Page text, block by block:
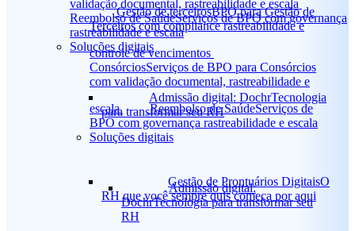
Gestão de terceirosBPO para Gestão de
Terceiros com compliance rastreabilidade e
controle de vencimentos
ConsórciosServiços de BPO para Consórcios
com validação documental, rastreabilidade e
escala
Reembolso de SaúdeServiços de
BPO com governança rastreabilidade e escala
Soluções digitais
Admissão digital:
DochrTecnologia para transformar seu
RH
validação documental, rastreabilidade e escala
Reembolso de SaúdeServiços de BPO com governança
rastreabilidade e escala
Soluções digitais
Admissão digital: DochrTecnologia
para transformar seu RH
Gestão de Prontuários DigitaisO
RH que você sempre quis começa por aqui